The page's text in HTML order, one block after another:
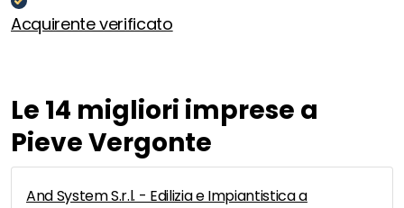
Acquirente verificato
Le 14 migliori imprese a
Pieve Vergonte
And System S.r.l. - Edilizia e Impiantistica a